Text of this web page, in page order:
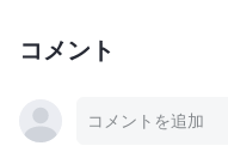
コメント